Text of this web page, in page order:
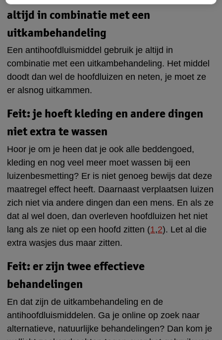
altijd in combinatie met een
uitkambehandeling
Een antihoofdluismiddel gebruik je altijd in
combinatie met een uitkambehandeling. Het middel
doodt dan wel de hoofdluizen en neten, je moet ze
er alsnog uitkammen.
Feit: je hoeft kleding en andere dingen
niet extra te wassen
Hoor je om je heen dat je ook alle beddengoed,
kleding en nog veel meer moet wassen bij een
luizenbesmetting? Er is niet genoeg bewijs dat deze
maatregel effect heeft. Daarnaast verplaatsen luizen
zich niet via andere dingen dan een mens. En als ze
dat al wel doen, dan overleven hoofdluizen het niet
lang als ze niet op een hoofd zitten (1,2). Let al die
extra wasjes dus maar zitten.
Feit: er zijn twee effectieve
behandelingen
En dat zijn de uitkambehandeling en de
antihoofdluismiddelen. Ga je online op zoek naar
alternatieve, natuurlijke behandelingen? Dan kom je